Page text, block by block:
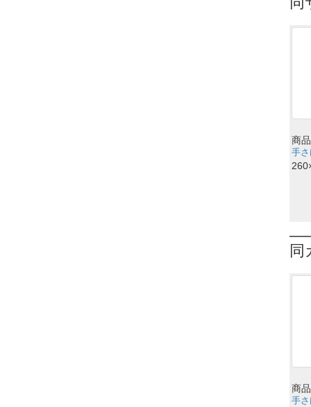
商
手
同
商
手